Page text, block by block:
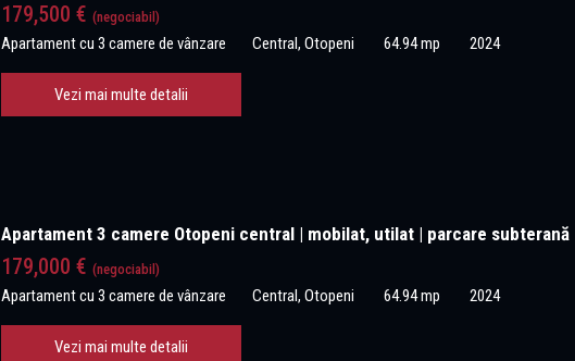
179,500 € (negociabil)
Apartament cu 3 camere de vânzare Central, Otopeni 64.94 mp 2024
Vezi mai multe detalii
Apartament 3 camere Otopeni central | mobilat, utilat | parcare subterană
179,000 € (negociabil)
Apartament cu 3 camere de vânzare Central, Otopeni 64.94 mp 2024
Vezi mai multe detalii